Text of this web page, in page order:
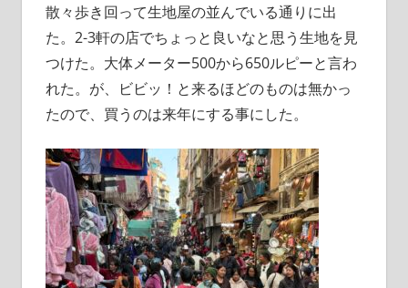
散々歩き回って生地屋の並んでいる通りに出
た。2-3軒の店でちょっと良いなと思う生地を見
つけた。大体メーター500から650ルピーと言わ
れた。が、ビビッ！と来るほどのものは無かっ
たので、買うのは来年にする事にした。